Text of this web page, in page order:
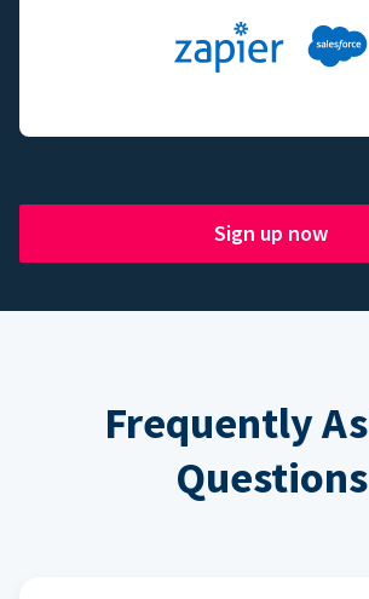
Sign up now
Frequently
Questions